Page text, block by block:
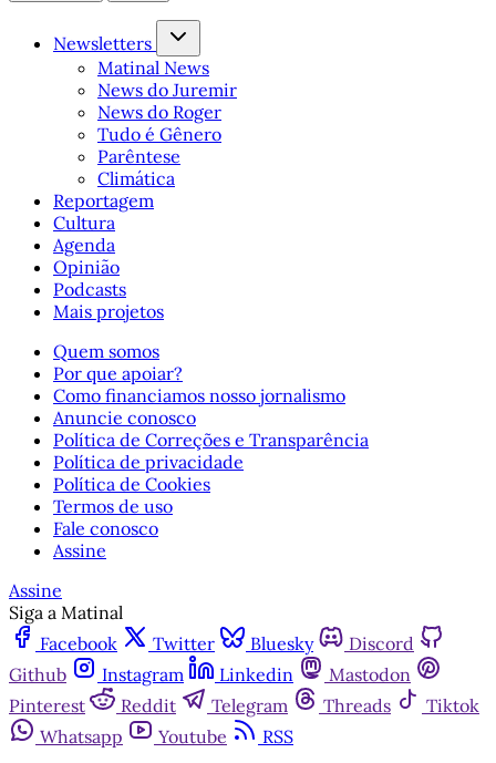
Newsletters
Matinal News
News do Juremir
News do Roger
Tudo é Gênero
Parêntese
Climática
Reportagem
Cultura
Agenda
Opinião
Podcasts
Mais projetos
Quem somos
Por que apoiar?
Como financiamos nosso jornalismo
Anuncie conosco
Política de Correções e Transparência
Política de privacidade
Política de Cookies
Termos de uso
Fale conosco
Assine
Assine
Siga a Matinal
Facebook
Twitter Bluesky
Discord
Github
Instagram Linkedin
Mastodon
Pinterest
Reddit Telegram Threads
Tiktok
Whatsapp
Youtube
RSS